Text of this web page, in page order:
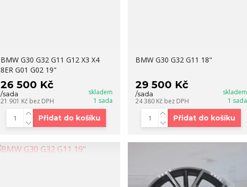
BMW G30 G32 G11 G12 X3 X4
8ER G01 G02 19"
26 500 Kč
/sada
21 901 Kč bez DPH
skladem
1 sada
Přidat do košíku
BMW G30 G32 G11 18"
29 500 Kč
/sada
24 380 Kč bez DPH
skladem
1 sada
Přidat do košíku